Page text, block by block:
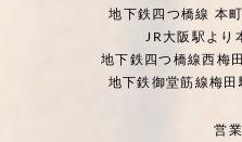
地下鉄四つ橋線 本
JR大阪駅より
地下鉄四つ橋線西梅
地下鉄御堂筋線梅
営